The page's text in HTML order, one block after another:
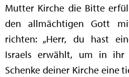
Mutter Kirche die Bitte
den allmächtigen Gott
richten: „Herr, du hast
Israels erwählt, um in ihr
Schenke deiner Kirche eine